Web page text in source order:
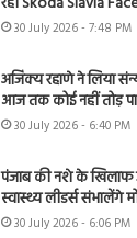
30 July 2026 - 7:48 PM
अजिंक्य रहाणे ने लिया
आज तक कोई नहीं तोड़
30 July 2026 - 6:40 PM
पंजाब की नशे के खिलाफ
स्वास्थ्य लीडर्स संभालेंगे
30 July 2026 - 6:06 PM